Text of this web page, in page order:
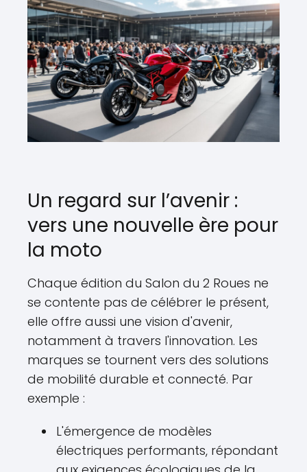
Un regard sur l’avenir :
vers une nouvelle ère pour
la moto
Chaque édition du Salon du 2 Roues ne
se contente pas de célébrer le présent,
elle offre aussi une vision d'avenir,
notamment à travers l'innovation. Les
marques se tournent vers des solutions
de mobilité durable et connecté. Par
exemple :
L'émergence de modèles
électriques performants, répondant